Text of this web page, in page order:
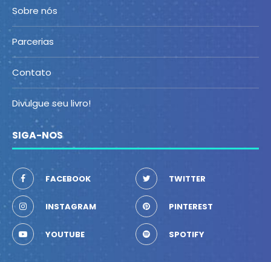
Sobre nós
Parcerias
Contato
Divulgue seu livro!
SIGA-NOS
FACEBOOK TWITTER
INSTAGRAM PINTEREST
YOUTUBE SPOTIFY